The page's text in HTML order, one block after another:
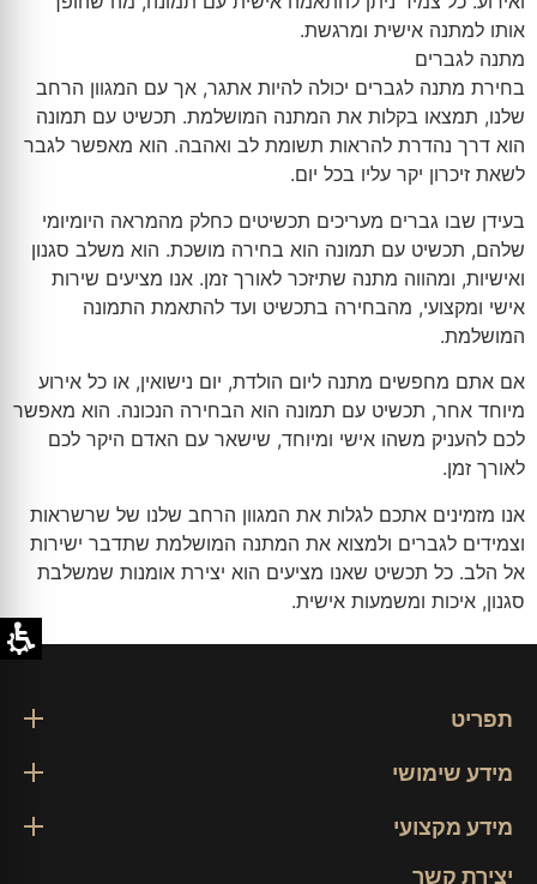
אותו למתנה אישית ומרגשת.
מתנה לגברים
בחירת מתנה לגברים יכולה להיות אתגר, אך עם המגוון הרחב
שלנו, תמצאו בקלות את המתנה המושלמת. תכשיט עם תמונה
הוא דרך נהדרת להראות תשומת לב ואהבה. הוא מאפשר לגבר
לשאת זיכרון יקר עליו בכל יום.
בעידן שבו גברים מעריכים תכשיטים כחלק מהמראה היומיומי
שלהם, תכשיט עם תמונה הוא בחירה מושכת. הוא משלב סגנון
ואישיות, ומהווה מתנה שתיזכר לאורך זמן. אנו מציעים שירות
אישי ומקצועי, מהבחירה בתכשיט ועד להתאמת התמונה
המושלמת.
אם אתם מחפשים מתנה ליום הולדת, יום נישואין, או כל אירוע
מיוחד אחר, תכשיט עם תמונה הוא הבחירה הנכונה. הוא מאפשר
לכם להעניק משהו אישי ומיוחד, שישאר עם האדם היקר לכם
לאורך זמן.
אנו מזמינים אתכם לגלות את המגוון הרחב שלנו של שרשראות
וצמידים לגברים ולמצוא את המתנה המושלמת שתדבר ישירות
אל הלב. כל תכשיט שאנו מציעים הוא יצירת אומנות שמשלבת
סגנון, איכות ומשמעות אישית.
תפריט
מידע שימושי
מידע מקצועי
יצירת קשר